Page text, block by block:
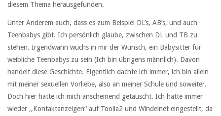
diesem Thema herausgefunden.
Unter Anderem auch, dass es zum Beispiel DL’s, AB’s, und auch
Teenbabys gibt. Ich persönlich glaube, zwischen DL und TB zu
stehen. Irgendwann wuchs in mir der Wunsch, ein Babysitter für
weibliche Teenbabys zu sein (Ich bin übrigens männlich). Davon
handelt diese Geschichte. Eigentlich dachte ich immer, ich bin allein
mit meiner sexuellen Vorliebe, also an meiner Schule und soweiter.
Doch hier hatte ich mich anscheinend getäuscht. Ich hatte immer
wieder ,,Kontaktanzeigen“ auf Toolia2 und Windelnet eingestellt, da